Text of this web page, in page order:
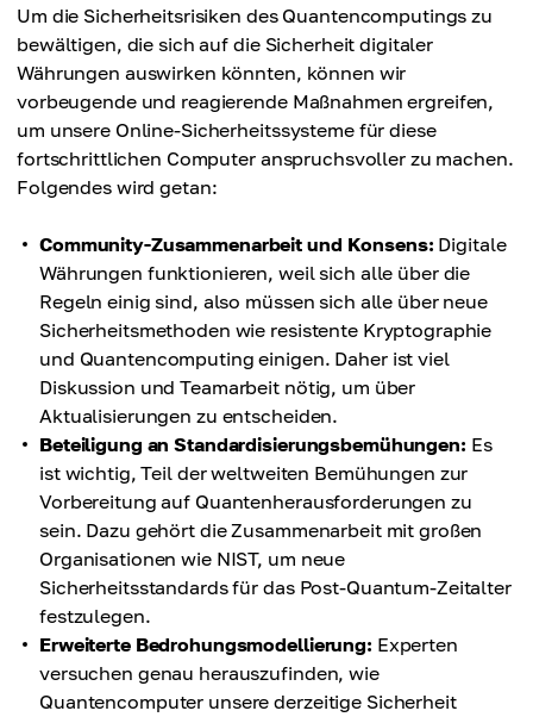
Um die Sicherheitsrisiken des Quantencomputings zu
bewältigen, die sich auf die Sicherheit digitaler
Währungen auswirken könnten, können wir
vorbeugende und reagierende Maßnahmen ergreifen,
um unsere Online-Sicherheitssysteme für diese
fortschrittlichen Computer anspruchsvoller zu machen.
Folgendes wird getan:
Community-Zusammenarbeit und Konsens: Digitale
Währungen funktionieren, weil sich alle über die
Regeln einig sind, also müssen sich alle über neue
Sicherheitsmethoden wie resistente Kryptographie
und Quantencomputing einigen. Daher ist viel
Diskussion und Teamarbeit nötig, um über
Aktualisierungen zu entscheiden.
Beteiligung an Standardisierungsbemühungen: Es
ist wichtig, Teil der weltweiten Bemühungen zur
Vorbereitung auf Quantenherausforderungen zu
sein. Dazu gehört die Zusammenarbeit mit großen
Organisationen wie NIST, um neue
Sicherheitsstandards für das Post-Quantum-Zeitalter
festzulegen.
Erweiterte Bedrohungsmodellierung: Experten
versuchen genau herauszufinden, wie
Quantencomputer unsere derzeitige Sicherheit